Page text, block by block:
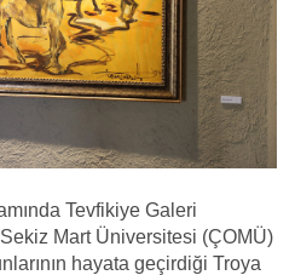
Tevfikiye Galeri
Mart Üniversitesi (ÇOMÜ)
hayata geçirdiği Troya